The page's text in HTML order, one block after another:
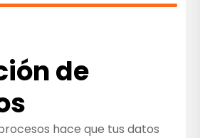
de
hace que tus datos